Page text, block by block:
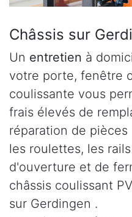
Châssis sur
Un entretien à
votre porte, fenêtre
coulissante vous
frais élevés de
réparation de
les roulettes, les
d'ouverture et de
châssis coulissant
sur Gerdingen .